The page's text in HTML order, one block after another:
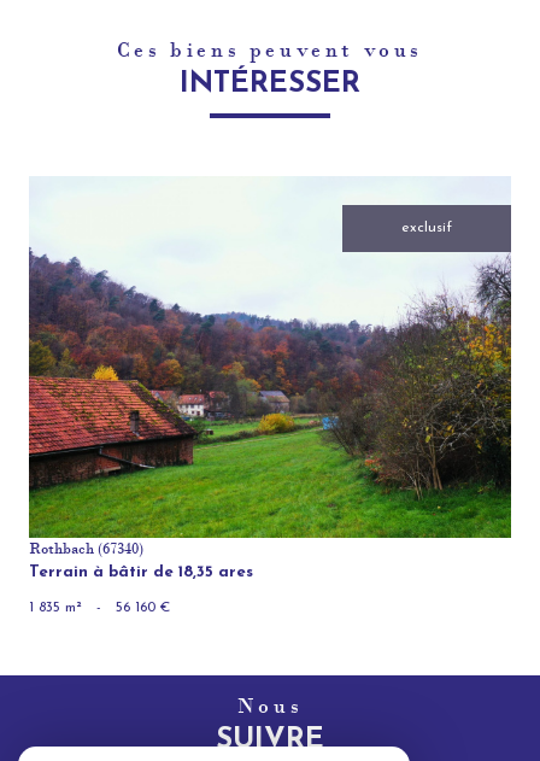
Ces biens peuvent vous
INTÉRESSER
exclusif
voir le bien
Rothbach (67340)
Terrain à bâtir de 18,35 ares
1 835 m² - 56 160 €
Nous
SUIVRE